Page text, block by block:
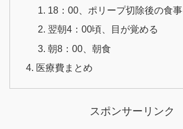
18：00、ポリープ切除後の食事
翌朝4：00頃、目が覚める
朝8：00、朝食
医療費まとめ
スポンサーリンク